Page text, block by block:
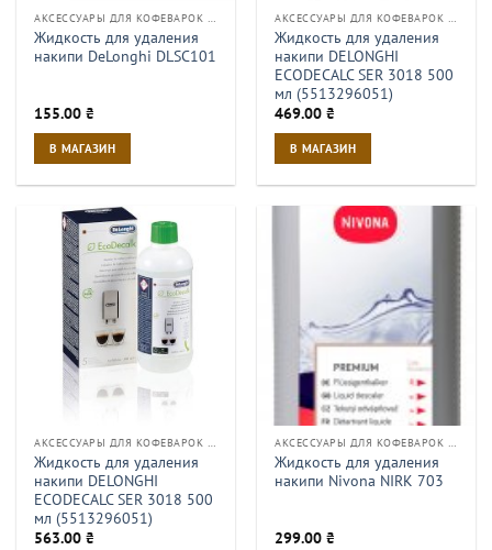
АКСЕССУАРЫ ДЛЯ КОФЕВАРОК И КОФЕМАШИН
Жидкость для удаления
накипи DeLonghi DLSC101
155.00₴
В МАГАЗИН
АКСЕССУАРЫ ДЛЯ КОФЕВАРОК И КОФЕМАШИН
Жидкость для удаления
накипи DELONGHI
ECODECALC SER 3018 500
мл (5513296051)
469.00₴
В МАГАЗИН
АКСЕССУАРЫ ДЛЯ КОФЕВАРОК И КОФЕМАШИН
Жидкость для удаления
накипи DELONGHI
ECODECALC SER 3018 500
мл (5513296051)
563.00₴
АКСЕССУАРЫ ДЛЯ КОФЕВАРОК И КОФЕМАШИН
Жидкость для удаления
накипи Nivona NIRK 703
299.00₴